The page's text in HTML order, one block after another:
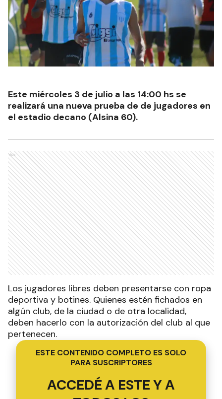
Este miércoles 3 de julio a las 14:00 hs se
realizará una nueva prueba de de jugadores en
el estadio decano (Alsina 60).
Ads
Los jugadores libres deben presentarse con ropa
deportiva y botines. Quienes estén fichados en
algún club, de la ciudad o de otra localidad,
deben hacerlo con la autorización del club al que
pertenecen.
ESTE CONTENIDO COMPLETO ES SOLO
PARA SUSCRIPTORES
ACCEDÉ A ESTE Y A